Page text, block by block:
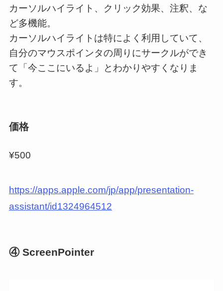
カーソルハイライト、クリック効果、注釈、な
ど多機能。
カーソルハイライトは特によく利用していて、
自分のマウスポインタの周りにサークルができ
て「今ここにいるよ」とわかりやすくなりま
す。
価格
¥500
https://apps.apple.com/jp/app/presentation-
assistant/id1324964512
④ ScreenPointer